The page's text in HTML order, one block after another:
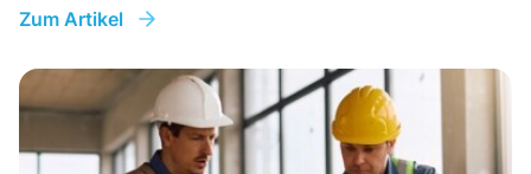
Zum Artikel